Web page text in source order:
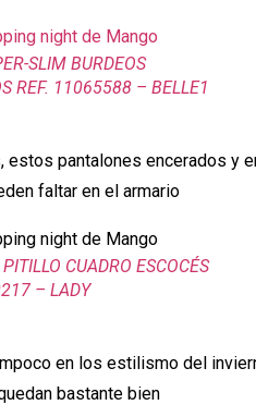
SLIM BURDEOS
REF. 11065588 – BELLE1
estos pantalones encerados y
faltar en el armario
CUADRO ESCOCÉS
– LADY
en los estilismo del
bastante bien